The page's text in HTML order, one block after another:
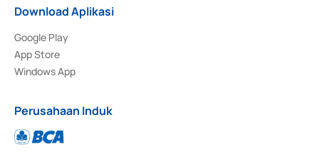
Download Aplikasi
Google Play
App Store
Windows App
Perusahaan Induk